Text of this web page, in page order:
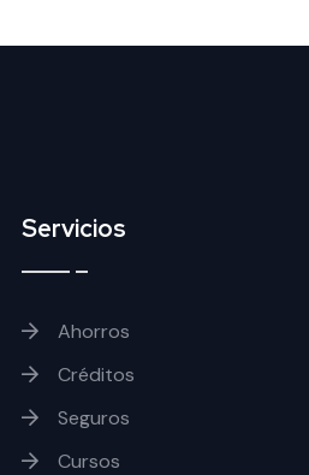
Servicios
Ahorros
Créditos
Seguros
Cursos